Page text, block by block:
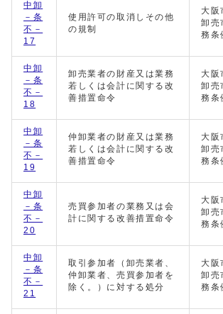
中卸
－条
不－
17
使用許可の取消しその他
の規制
大阪
卸売
務条
中卸
－条
不－
18
卸売業者の財産又は業務
若しくは会計に関する改
善措置命令
大阪
卸売
務条
中卸
－条
不－
19
仲卸業者の財産又は業務
若しくは会計に関する改
善措置命令
大阪
卸売
務条
中卸
－条
不－
20
売買参加者の業務又は会
計に関する改善措置命令
大阪
卸売
務条
中卸
－条
不－
21
取引参加者（卸売業者、
仲卸業者、売買参加者を
除く。）に対する処分
大阪
卸売
務条